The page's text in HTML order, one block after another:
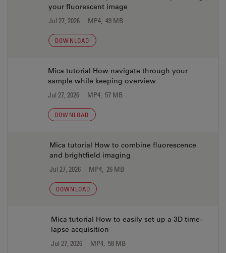
your fluorescent image
Jul 27, 2026 MP4, 49 MB
DOWNLOAD
Mica tutorial How navigate through your
sample while keeping overview
Jul 27, 2026 MP4, 57 MB
DOWNLOAD
Mica tutorial How to combine fluorescence
and brightfield imaging
Jul 27, 2026 MP4, 26 MB
DOWNLOAD
Mica tutorial How to easily set up a 3D time-
lapse acquisition
Jul 27, 2026 MP4, 58 MB